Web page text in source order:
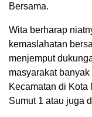
Bersama.
Wita berharap
kemaslahatan
menjemput
masyarakat
Kecamatan di
Sumut 1 atau juga